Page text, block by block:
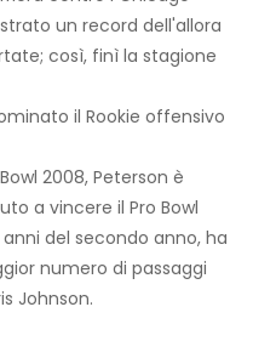
un record dell'allora
così, finì la stagione
il Rookie offensivo
2008, Peterson è
a vincere il Pro Bowl
anni del secondo anno, ha
numero di passaggi
Johnson.